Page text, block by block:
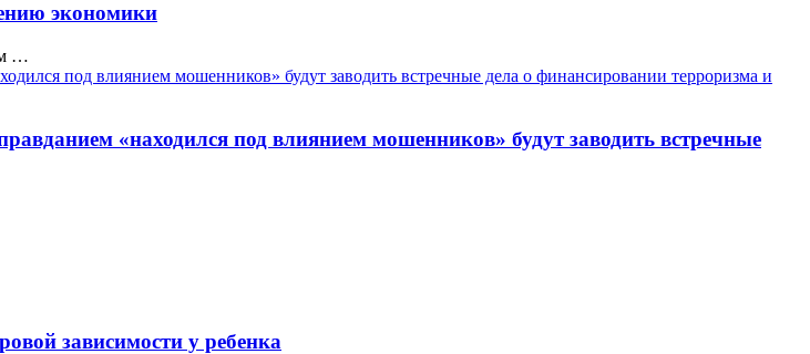
экономики
…
«находился под влиянием мошенников» будут заводить встречные
зависимости у ребенка